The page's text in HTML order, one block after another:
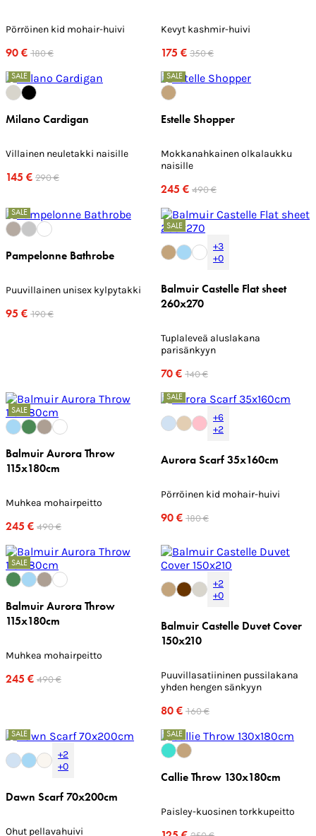
Pörröinen kid mohair-huivi
90 € 180 €
Kevyt kashmir-huivi
175 € 350 €
SALE
Milano Cardigan
Villainen neuletakki naisille
145 € 290 €
SALE
Estelle Shopper
Mokkanahkainen olkalaukku
naisille
245 € 490 €
SALE
Pampelonne Bathrobe
Puuvillainen unisex kylpytakki
95 € 190 €
SALE
+3
+0
Balmuir Castelle Flat sheet
260x270
Tuplaleveä aluslakana
parisänkyyn
70 € 140 €
SALE
Balmuir Aurora Throw
115x180cm
Muhkea mohairpeitto
245 € 490 €
SALE
+6
+2
Aurora Scarf 35x160cm
Pörröinen kid mohair-huivi
90 € 180 €
SALE
Balmuir Aurora Throw
115x180cm
Muhkea mohairpeitto
245 € 490 €
+2
+0
Balmuir Castelle Duvet Cover
150x210
Puuvillasatiininen pussilakana
yhden hengen sänkyyn
80 € 160 €
SALE
+2
+0
Dawn Scarf 70x200cm
Ohut pellavahuivi
SALE
Callie Throw 130x180cm
Paisley-kuosinen torkkupeitto